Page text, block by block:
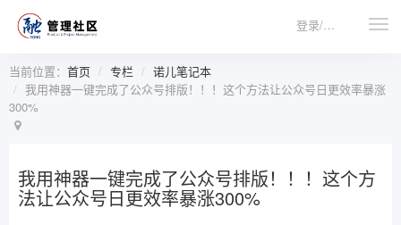
登录/注册
当前位置： 首页 专栏
诺儿笔记本
我用神器一键完成了公众号排版！！！这个方法让公众号日更效率暴涨
300%
我用神器一键完成了公众号排版！！！这个方
法让公众号日更效率暴涨300%